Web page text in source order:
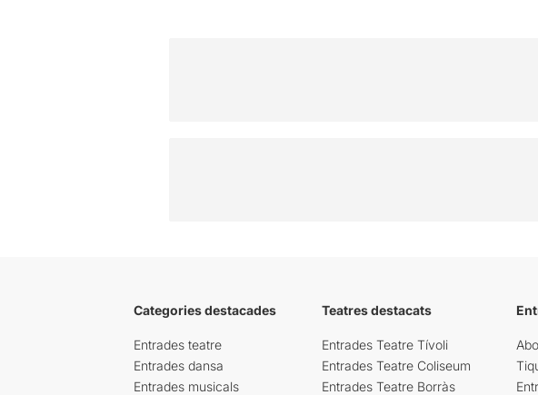
Categories destacades
Entrades teatre
Entrades dansa
Entrades musicals
Teatres destacats
Entrades Teatre Tívoli
Entrades Teatre Coliseum
Entrades Teatre Borràs